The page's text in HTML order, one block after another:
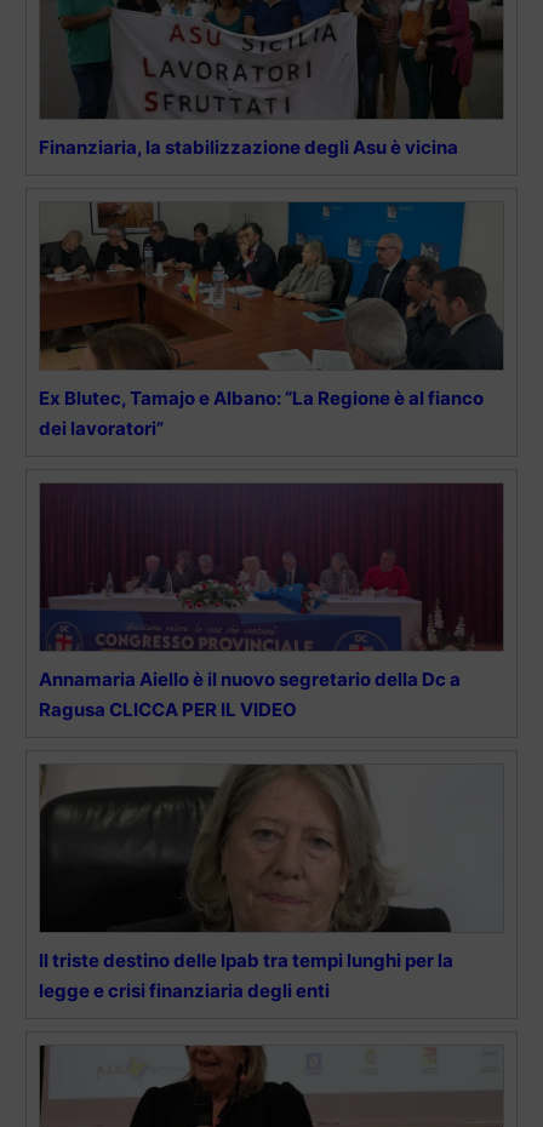
Finanziaria, la stabilizzazione degli Asu è vicina
Ex Blutec, Tamajo e Albano: “La Regione è al fianco
dei lavoratori”
Annamaria Aiello è il nuovo segretario della Dc a
Ragusa CLICCA PER IL VIDEO
Il triste destino delle Ipab tra tempi lunghi per la
legge e crisi finanziaria degli enti